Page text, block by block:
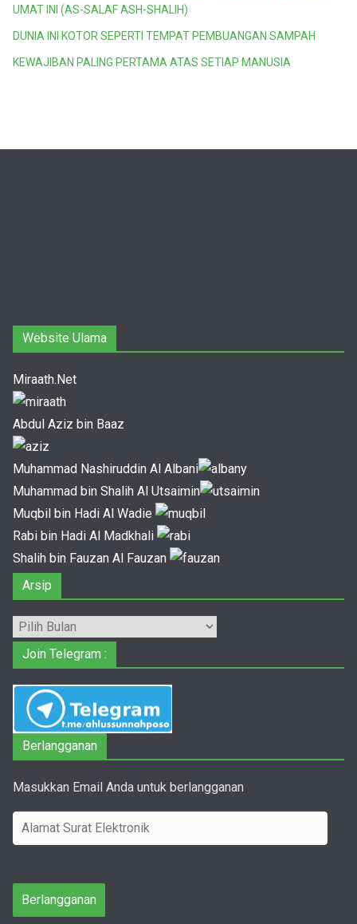
UMAT INI (AS-SALAF ASH-SHALIH)
DUNIA INI KOTOR SEPERTI TEMPAT PEMBUANGAN SAMPAH
KEWAJIBAN PALING PERTAMA ATAS SETIAP MANUSIA
Website Ulama
Miraath.Net
Abdul Aziz bin Baaz
Muhammad Nashiruddin Al Albani
Muhammad bin Shalih Al Utsaimin
Muqbil bin Hadi Al Wadie
Rabi bin Hadi Al Madkhali
Shalih bin Fauzan Al Fauzan
Arsip
Arsip
Join Telegram :
Berlangganan
Masukkan Email Anda untuk berlangganan
l
m
Berlangganan